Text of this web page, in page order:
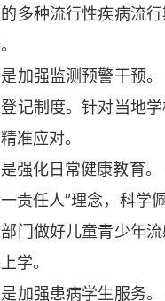
多种流行性疾病流
强监测预警干预。
记制度。针对当地
准应对。
化日常健康教育。《
责任人”理念，科学
门做好儿童青少年
学。
强患病学生服务。